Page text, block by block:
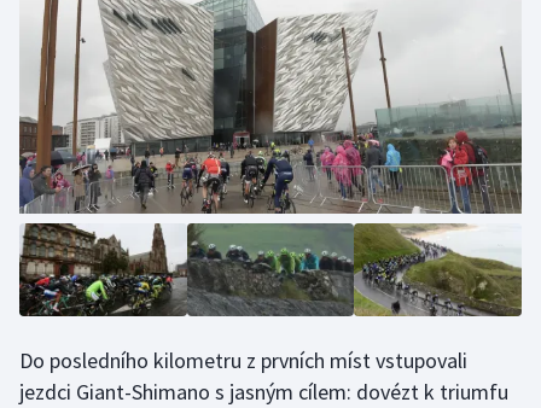
Do posledního kilometru z prvních míst vstupovali
jezdci Giant-Shimano s jasným cílem: dovézt k triumfu